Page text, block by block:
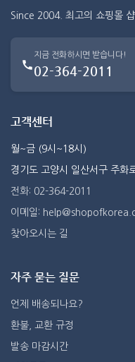
Since 2004. 최고의 쇼핑몰
지금 전화하시면 받습니다!
02-364-2011
고객센터
월~금 (9시~18시)
경기도 고양시 일산서구 주화
전화: 02-364-2011
이메일:
찾아오시는 길
자주 묻는 질문
언제 배송되나요?
환불, 교환 규정
발송 마감시간